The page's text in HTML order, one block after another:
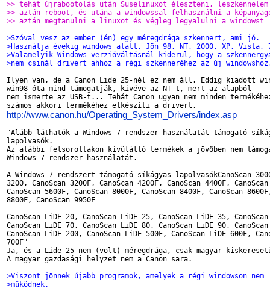
>> tehát újrabootolás után Suselinuxot éleszteni,
>> aztán reboot, és utána a windowssal felhasználni a
>> aztán megtanulni a linuxot és végleg legyalulni a windowst
>Szóval vesz az ember (én) egy méregdrága szkennert, ami jó.
>Használja évekig windows alatt. Jön 98, NT, 2000, XP, Vista,
>Valamelyik Windows verzióváltásnál kiderül, hogy a
>nem csinál drivert ahhoz a régi szkenneréhez az új
Ilyen van, de a Canon Lide 25-nél ez nem áll. Eddig kiadott
win98 óta mind támogatják, kivéve az NT-t, mert az alapból
nem ismerte az USB-t... Tehát Canon ugyan nem minden
http://www.canon.hu/Operating_System_Drivers/index.asp
"Alább láthatók a Windows 7 rendszer használatát támogató
lapolvasók.
Az alábbi felsoroltakon kívülálló termékek a jövõben nem
Windows 7 rendszer használatát.
A Windows 7 rendszert támogató síkágyas lapolvasókCanoScan
3200, CanoScan 3200F, CanoScan 4200F, CanoScan 4400F,
CanoScan 5600F, CanoScan 8000F, CanoScan 8400F, CanoScan
8800F, CanoScan 9950F
CanoScan LiDE 20, CanoScan LiDE 25, CanoScan LiDE 35,
CanoScan LiDE 70, CanoScan LiDE 80, CanoScan LiDE 90,
CanoScan LiDE 200, CanoScan LiDE 500F, CanoScan LiDE 600F,
700F"
Ja, és a Lide 25 nem (volt) méregdrága, csak magyar
A magyar gazdasági helyzet nem a Canon sara.
>Viszont jönnek újabb programok, amelyek a régi windowson nem
>mûködnek.